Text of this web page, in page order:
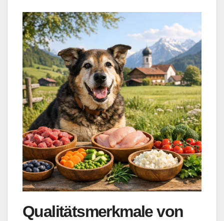
Qualitätsmerkmale von